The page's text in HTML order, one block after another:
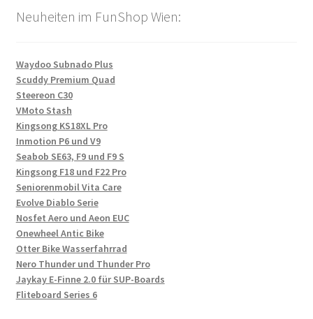
Neuheiten im FunShop Wien:
Waydoo Subnado Plus
Scuddy Premium Quad
Steereon C30
VMoto Stash
Kingsong KS18XL Pro
Inmotion P6 und V9
Seabob SE63, F9 und F9 S
Kingsong F18 und F22 Pro
Seniorenmobil Vita Care
Evolve Diablo Serie
Nosfet Aero und Aeon EUC
Onewheel Antic Bike
Otter Bike Wasserfahrrad
Nero Thunder und Thunder Pro
Jaykay E-Finne 2.0 für SUP-Boards
Fliteboard Series 6